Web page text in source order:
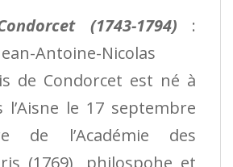
(1743-1794)
:
Antoine-Nicolas
de Condorcet est né à
l’Aisne le 17 septembre
de l’Académie des
(1769), philospohe et